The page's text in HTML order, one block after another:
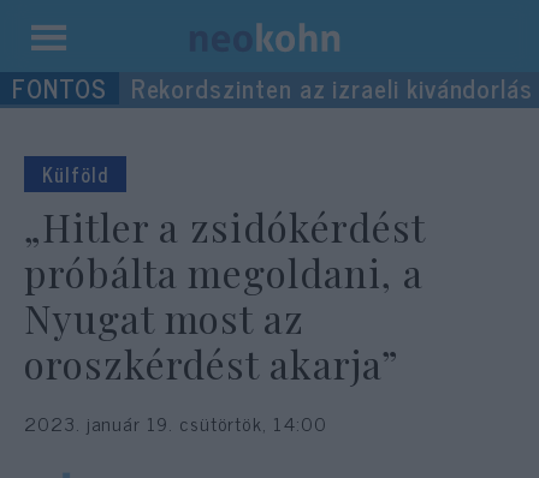
Kilépés
a Rekordszinten az izraeli kivándorlás
Külföld
„Hitler a zsidókérdést
próbálta megoldani, a
Nyugat most az
oroszkérdést akarja”
2023. január 19. csütörtök, 14:00